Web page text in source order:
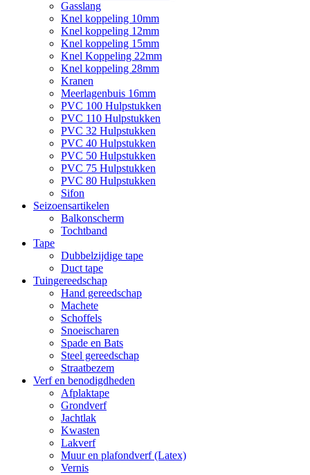
Gasslang
Knel koppeling 10mm
Knel koppeling 12mm
Knel koppeling 15mm
Knel Koppeling 22mm
Knel koppeling 28mm
Kranen
Meerlagenbuis 16mm
PVC 100 Hulpstukken
PVC 110 Hulpstukken
PVC 32 Hulpstukken
PVC 40 Hulpstukken
PVC 50 Hulpstukken
PVC 75 Hulpstukken
PVC 80 Hulpstukken
Sifon
Seizoensartikelen
Balkonscherm
Tochtband
Tape
Dubbelzijdige tape
Duct tape
Tuingereedschap
Hand gereedschap
Machete
Schoffels
Snoeischaren
Spade en Bats
Steel gereedschap
Straatbezem
Verf en benodigdheden
Afplaktape
Grondverf
Jachtlak
Kwasten
Lakverf
Muur en plafondverf (Latex)
Vernis